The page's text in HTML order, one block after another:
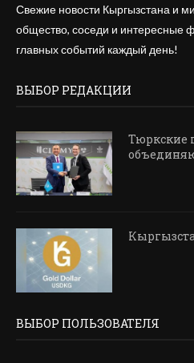
Свежие новости Кыргызстана и
общество, соседи и интересные
главных событий каждый день!
ВЫБОР РЕДАКЦИИ
Тюркские
ВЫБОР ПОЛЬЗОВАТЕЛЯ